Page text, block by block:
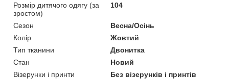
Розмір дитячого одягу (за
зростом)
104
Сезон
Весна/Осінь
Колір
Жовтий
Тип тканини
Двонитка
Стан
Новий
Візерунки і принти
Без візерунків і принтів